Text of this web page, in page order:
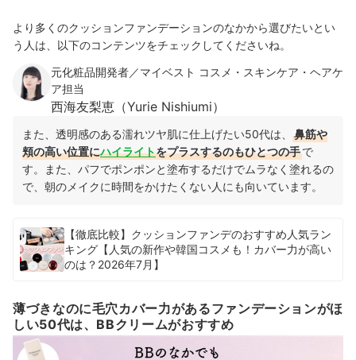
より多くのクッションファンデーションのなかから選びたいとい
う人は、以下のコンテンツをチェックしてくださいね。
元化粧品開発者／マイベスト コスメ・スキンケア・ヘアケ
ア担当
西海友梨恵（Yurie Nishiumi）
また、透明感のある濡れツヤ肌に仕上げたい50代は、
鼻筋や
頬の高い位置にハイライトをプラスするのもひとつの手で
す。
また、パフでポンポンと塗布するだけでムラなく塗れるの
で、朝のメイクに時間をかけたくない人にも向いています。
【徹底比較】クッションファンデのおすすめ人気ラン
キング【人気の新作や韓国コスメも！カバー力が高い
のは？2026年7月】
薄づきなのに毛穴カバー力があるファンデーションがほ
しい50代は、BBクリームがおすすめ